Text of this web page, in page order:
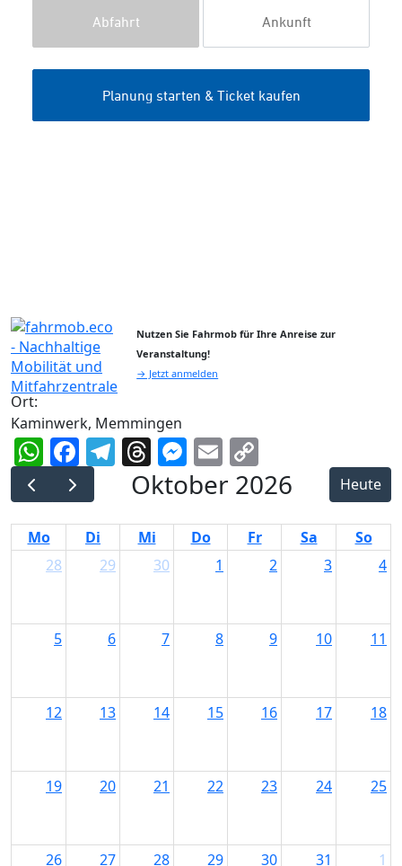
Nutzen Sie Fahrmob für Ihre Anreise zur
Veranstaltung!
→ Jetzt anmelden
Ort:
Kaminwerk, Memmingen
WhatsApp
Facebook
Telegram
Threads
Messenger
Email
Link
Oktober 2026 Heute
Mo Di Mi Do Fr Sa
So
28
29 30 1 2 3 4
5 6 7 8 9 10 11
12 13 14 15 16 17 18
19 20 21 22 23 24 25
26 27 28 29 30 31 1